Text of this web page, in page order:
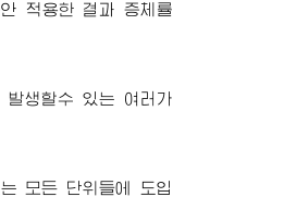
적용한 결과 증체률
발생할수 있는 여러가
모든 단위들에 도입